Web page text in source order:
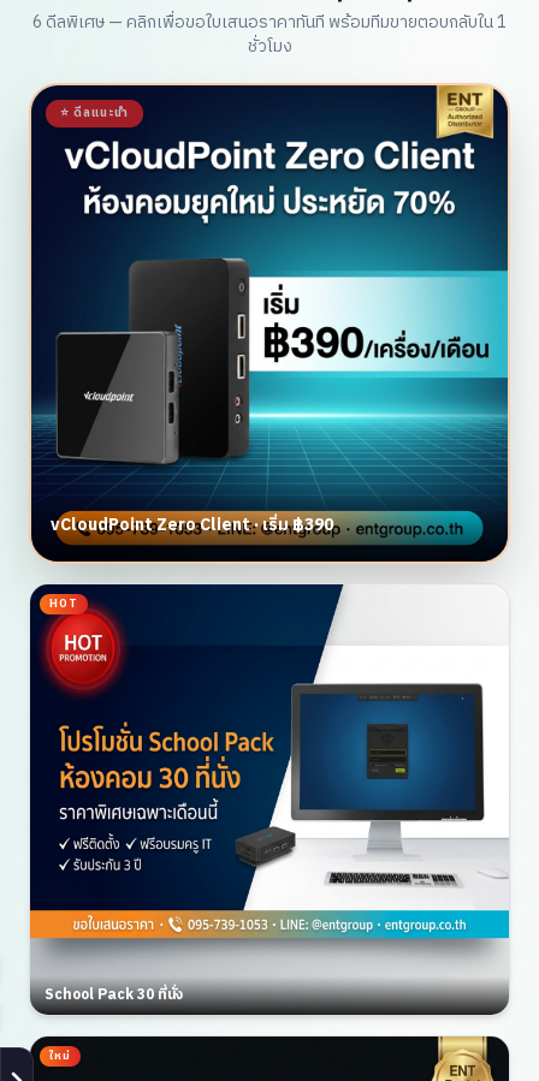
6 ดีลพิเศษ — คลิกเพื่อขอใบเสนอราคาทันที พร้อมทีมขายตอบกลับใน 1
ชั่วโมง
⭐ ดีลแนะนำ
vCloudPoint Zero Client · เริ่ม ฿390
HOT
School Pack 30 ที่นั่ง
ใหม่